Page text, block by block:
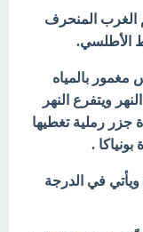
الغرب المنحرف
الأطلسي.
بالمياه
ويتفرع النهر
إلى عدة فروع تحصر بينها 3 عدة جزر رملية تغطيها
.
ويأتي في الدرجة